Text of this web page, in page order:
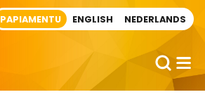
PAPIAMENTU ENGLISH NEDERLANDS